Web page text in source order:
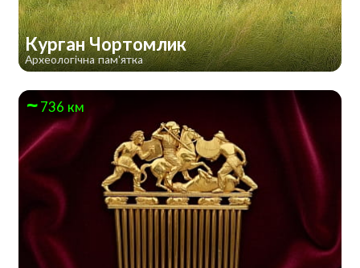
Курган Чортомлик
Археологічна пам'ятка
736 км